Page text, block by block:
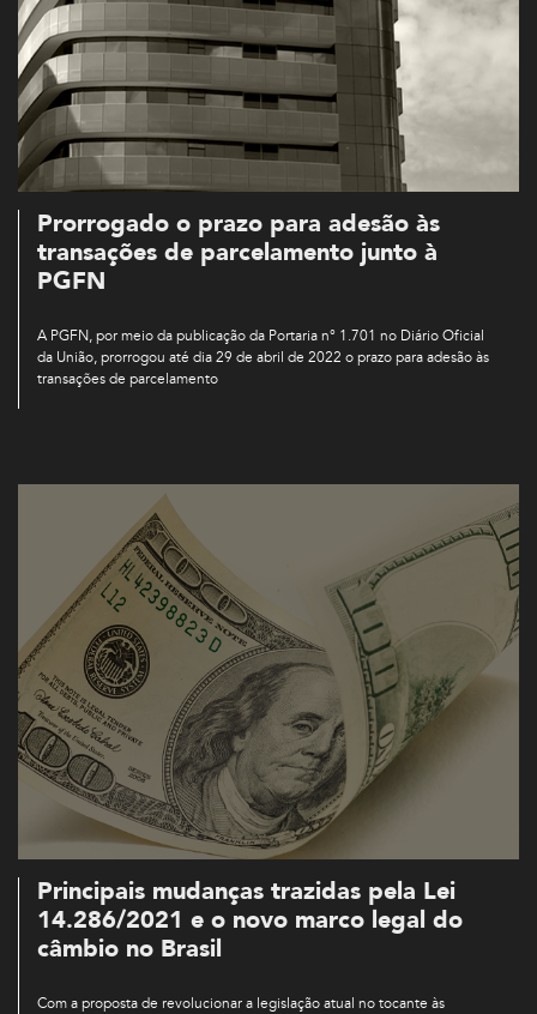
Prorrogado o prazo para adesão às
transações de parcelamento junto à
PGFN
A PGFN, por meio da publicação da Portaria n° 1.701 no Diário Oficial
da União, prorrogou até dia 29 de abril de 2022 o prazo para adesão às
transações de parcelamento
Principais mudanças trazidas pela Lei
14.286/2021 e o novo marco legal do
câmbio no Brasil
Com a proposta de revolucionar a legislação atual no tocante às